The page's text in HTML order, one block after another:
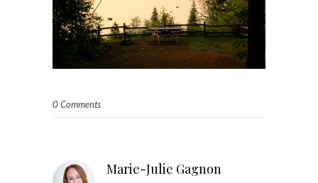
0 Comments
Marie-Julie Gagnon